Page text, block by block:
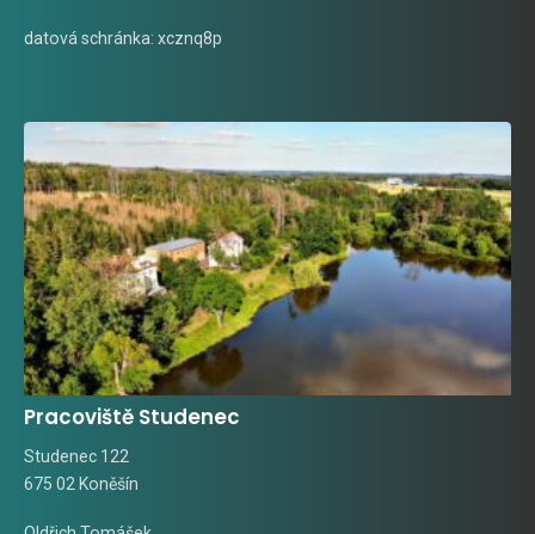
datová schránka: xcznq8p
Pracoviště Studenec
Studenec 122
675 02 Koněšín